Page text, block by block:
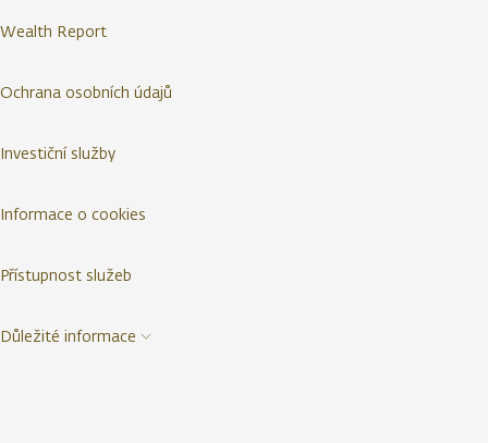
Wealth Report
Ochrana osobních údajů
Investiční služby
Informace o cookies
Přístupnost služeb
Důležité informace